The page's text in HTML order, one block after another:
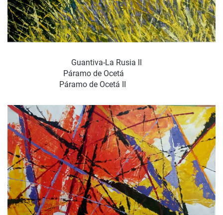
Guantiva-La Rusia ll
Páramo de Ocetá
Páramo de Ocetá II